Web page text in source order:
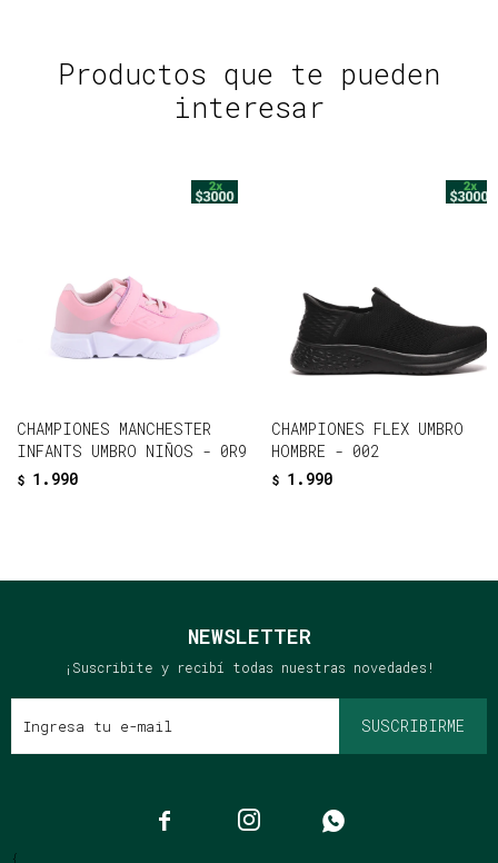
Productos que te pueden
interesar
CHAMPIONES MANCHESTER
INFANTS UMBRO NIÑOS - 0R9
$ 1.990
CHAMPIONES FLEX UMBRO
HOMBRE - 002
$ 1.990
NEWSLETTER
¡Suscribite y recibí todas nuestras novedades!
SUSCRIBIRME
  
{